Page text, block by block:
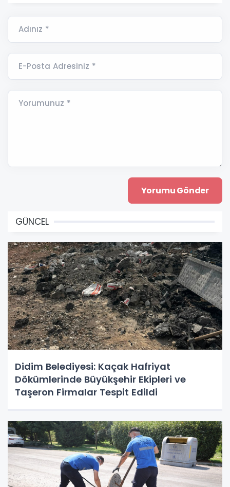
Adınız *
E-Posta Adresiniz *
Yorumunuz *
GÜNCEL
Didim Belediyesi: Kaçak Hafriyat
Dökümlerinde Büyükşehir Ekipleri ve
Taşeron Firmalar Tespit Edildi